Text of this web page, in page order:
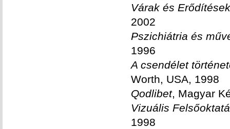
Várak és
2002
Pszichiátria és
1996
A csendélet
Worth, USA, 1998
Qodlibet, Magyar
Vizuális
1998